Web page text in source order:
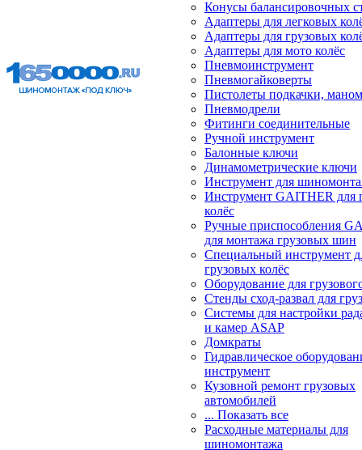
Конусы балансировочных
Адаптеры для легковых
Адаптеры для грузовых
Адаптеры для мото колёс
Пневмоинструмент
Пневмогайковерты
Пистолеты подкачки,
Пневмодрели
Фитинги соединительные
Ручной инструмент
Балонные ключи
Динамометрические ключи
Инструмент для
Инструмент GAITHER для
колёс
Ручные приспособления
для монтажа грузовых шин
Специальный инструмент
грузовых колёс
Оборудование для
Стенды сход-развал для
Системы для настройки
и камер ASAP
Домкраты
Гидравлическое
инструмент
Кузовной ремонт грузовых
автомобилей
... Показать все
Расходные материалы для
шиномонтажа